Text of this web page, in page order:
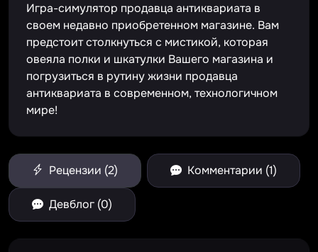
Игра-симулятор продавца антиквариата в
своем недавно приобретенном магазине. Вам
предстоит столкнуться с мистикой, которая
овеяла полки и шкатулки Вашего магазина и
погрузиться в рутину жизни продавца
антиквариата в современном, технологичном
мире!
Рецензии (2) Комментарии (1)
Девблог (0)